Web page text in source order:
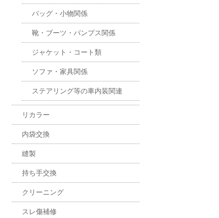
バッグ・小物関係
靴・ブーツ・パンプス関係
ジャケット・コート類
ソファ・家具関係
ステアリング等の車内装関連
リカラー
内袋交換
縫製
持ち手交換
クリーニング
スレ傷補修